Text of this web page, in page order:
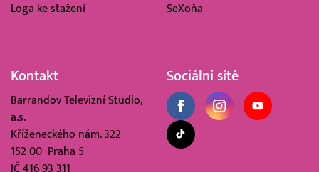
Loga ke stažení
SeXoňa
Kontakt
Barrandov Televizní Studio,
a.s.
Kříženeckého nám. 322
152 00 Praha 5
IČ 416 93 311
Sociální sítě